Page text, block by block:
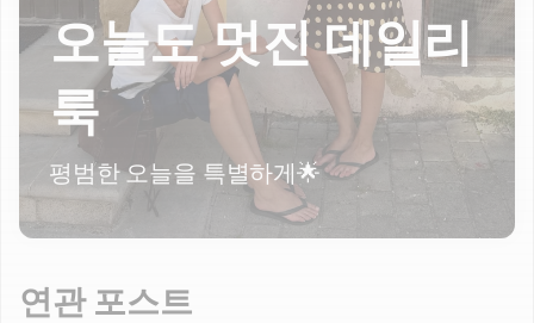
오늘도 멋진 데일리
룩
평범한 오늘을 특별하게🌟
연관 포스트